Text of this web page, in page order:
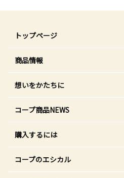
トップページ
商品情報
想いをかたちに
コープ商品NEWS
購入するには
コープのエシカル